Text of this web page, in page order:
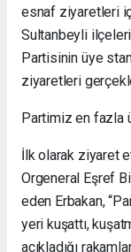
esnaf ziyaretleri
Sultanbeyli
Partisinin üye
ziyaretleri
Partimiz en fazla
İlk olarak ziyaret
Orgeneral Eşref
eden Erbakan,
yeri kuşattı,
açıkladığı